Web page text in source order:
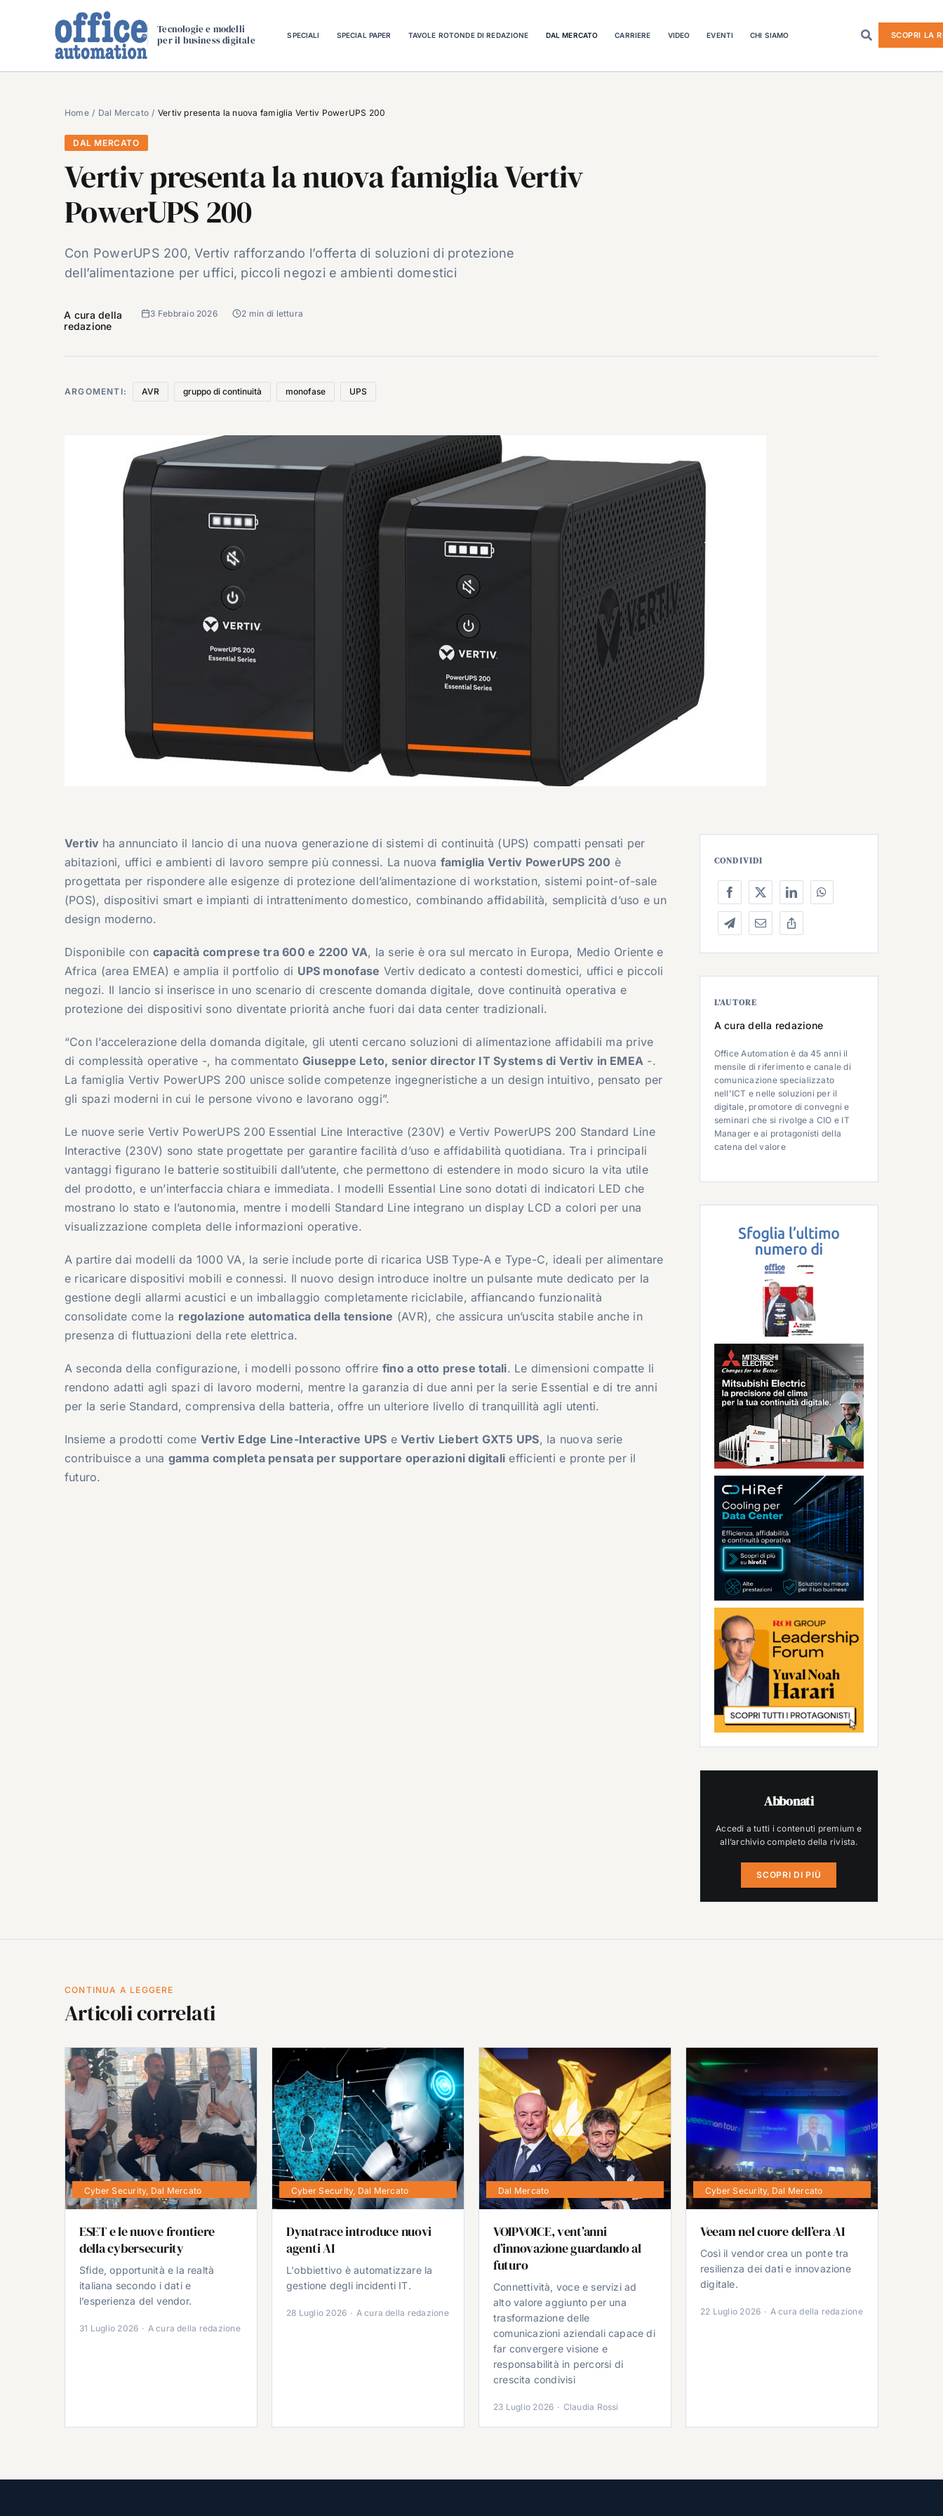
Tecnologie e modelli
per il business digitale
SPECIALI SPECIAL PAPER TAVOLE ROTONDE DI REDAZIONE DAL MERCATO CARRIERE VIDEO EVENTI CHI SIAMO SCOPRI LA
Home Dal Mercato Vertiv presenta la nuova famiglia Vertiv PowerUPS 200
DAL MERCATO
Vertiv presenta la nuova famiglia Vertiv
PowerUPS 200
Con PowerUPS 200, Vertiv rafforzando l’offerta di soluzioni di protezione
dell’alimentazione per uffici, piccoli negozi e ambienti domestici
A cura della
redazione
3 Febbraio 2026 2 min di lettura
ARGOMENTI: AVR gruppo di continuità monofase UPS
Vertiv ha annunciato il lancio di una nuova generazione di sistemi di continuità (UPS) compatti pensati per
abitazioni, uffici e ambienti di lavoro sempre più connessi. La nuova famiglia Vertiv PowerUPS 200 è
progettata per rispondere alle esigenze di protezione dell’alimentazione di workstation, sistemi point-of-sale
(POS), dispositivi smart e impianti di intrattenimento domestico, combinando affidabilità, semplicità d’uso e un
design moderno.
Disponibile con capacità comprese tra 600 e 2200 VA, la serie è ora sul mercato in Europa, Medio Oriente e
Africa (area EMEA) e amplia il portfolio di UPS monofase Vertiv dedicato a contesti domestici, uffici e piccoli
negozi. Il lancio si inserisce in uno scenario di crescente domanda digitale, dove continuità operativa e
protezione dei dispositivi sono diventate priorità anche fuori dai data center tradizionali.
“Con l’accelerazione della domanda digitale, gli utenti cercano soluzioni di alimentazione affidabili ma prive
di complessità operative -, ha commentatoGiuseppe Leto, senior director IT Systems di Vertiv in EMEA -.
La famiglia Vertiv PowerUPS 200 unisce solide competenze ingegneristiche a un design intuitivo, pensato per
gli spazi moderni in cui le persone vivono e lavorano oggi”.
Le nuove serie Vertiv PowerUPS 200 Essential Line Interactive (230V) e Vertiv PowerUPS 200 Standard Line
Interactive (230V) sono state progettate per garantire facilità d’uso e affidabilità quotidiana. Tra i principali
vantaggi figurano le batterie sostituibili dall’utente, che permettono di estendere in modo sicuro la vita utile
del prodotto, e un’interfaccia chiara e immediata. I modelli Essential Line sono dotati di indicatori LED che
mostrano lo stato e l’autonomia, mentre i modelli Standard Line integrano un display LCD a colori per una
visualizzazione completa delle informazioni operative.
A partire dai modelli da 1000 VA, la serie include porte di ricarica USB Type-A e Type-C, ideali per alimentare
e ricaricare dispositivi mobili e connessi. Il nuovo design introduce inoltre un pulsante mute dedicato per la
gestione degli allarmi acustici e un imballaggio completamente riciclabile, affiancando funzionalità
consolidate come la regolazione automatica della tensione (AVR), che assicura un’uscita stabile anche in
presenza di fluttuazioni della rete elettrica.
A seconda della configurazione, i modelli possono offrire fino a otto prese totali. Le dimensioni compatte li
rendono adatti agli spazi di lavoro moderni, mentre la garanzia di due anni per la serie Essential e di tre anni
per la serie Standard, comprensiva della batteria, offre un ulteriore livello di tranquillità agli utenti.
Insieme a prodotti come Vertiv Edge Line-Interactive UPS eVertiv Liebert GXT5 UPS, la nuova serie
contribuisce a una gamma completa pensata per supportare operazioni digitali efficienti e pronte per il
futuro.
CONDIVIDI
L’AUTORE
A cura della redazione
Office Automation è da 45 anni il
mensile di riferimento e canale di
comunicazione specializzato
nell'ICT e nelle soluzioni per il
digitale, promotore di convegni e
seminari che si rivolge a CIO e IT
Manager e ai protagonisti della
catena del valore
Abbonati
Accedi a tutti i contenuti premium e
all’archivio completo della rivista.
SCOPRI DI PIÙ
CONTINUA A LEGGERE
Articoli correlati
Cyber Security, Dal Mercato
ESET e le nuove frontiere
della cybersecurity
Sfide, opportunità e la realtà
italiana secondo i dati e
l’esperienza del vendor.
31 Luglio 2026 · A cura della redazione
Cyber Security, Dal Mercato
Dynatrace introduce nuovi
agenti AI
L'obbiettivo è automatizzare la
gestione degli incidenti IT.
28 Luglio 2026 · A cura della redazione
Dal Mercato
VOIPVOICE, vent’anni
d’innovazione guardando al
futuro
Connettività, voce e servizi ad
alto valore aggiunto per una
trasformazione delle
comunicazioni aziendali capace di
far convergere visione e
responsabilità in percorsi di
crescita condivisi
23 Luglio 2026 · Claudia Rossi
Cyber Security, Dal Mercato
Veeam nel cuore dell’era AI
Così il vendor crea un ponte tra
resilienza dei dati e innovazione
digitale.
22 Luglio 2026 · A cura della redazione